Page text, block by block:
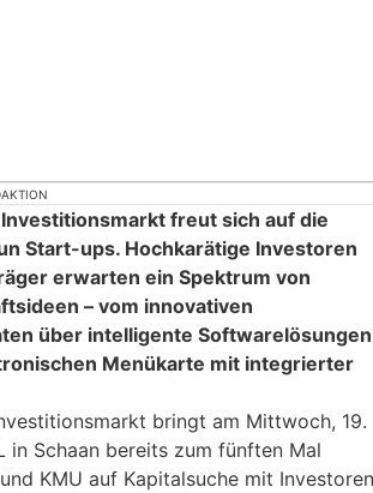
freut sich auf die
Start-ups. Hochkarätige Investoren
erwarten ein Spektrum von
– vom innovativen
über intelligente Softwarelösungen
Menükarte mit integrierter
bringt am Mittwoch, 19.
in Schaan bereits zum fünften Mal
KMU auf Kapitalsuche mit